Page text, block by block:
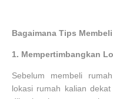
Bagaimana Tips
1. Mempertimbangkan
Sebelum membeli
lokasi rumah kalian